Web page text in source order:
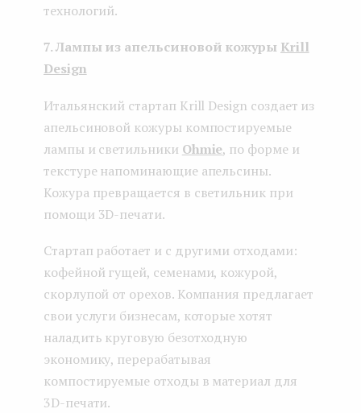
технологий.
7. Лампы из апельсиновой кожуры Krill
Design
Итальянский стартап Krill Design создает из
апельсиновой кожуры компостируемые
лампы и светильники Ohmie, по форме и
текстуре напоминающие апельсины.
Кожура превращается в светильник при
помощи 3D-печати.
Стартап работает и с другими отходами:
кофейной гущей, семенами, кожурой,
скорлупой от орехов. Компания предлагает
свои услуги бизнесам, которые хотят
наладить круговую безотходную
экономику, перерабатывая
компостируемые отходы в материал для
3D-печати.